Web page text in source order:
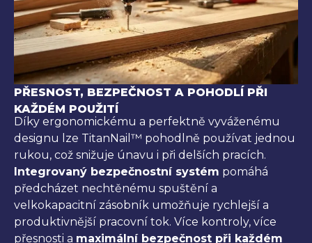
PŘESNOST, BEZPEČNOST A POHODLÍ PŘI
KAŽDÉM POUŽITÍ
Díky ergonomickému a perfektně vyváženému
designu lze TitanNail™ pohodlně používat jednou
rukou, což snižuje únavu i při delších pracích.
Integrovaný bezpečnostní systém pomáhá
předcházet nechtěnému spuštění a
velkokapacitní zásobník umožňuje rychlejší a
produktivnější pracovní tok. Více kontroly, více
přesnosti a maximální bezpečnost při každém